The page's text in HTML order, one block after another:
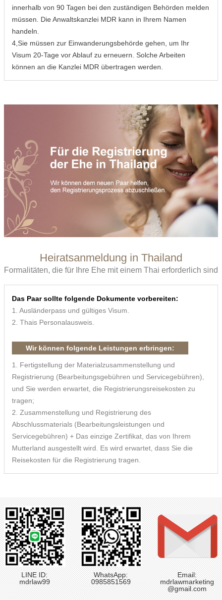
innerhalb von 90 Tagen bei den zuständigen Behörden melden
müssen. Die Anwaltskanzlei MDR kann in Ihrem Namen
handeln.
4,Sie müssen zur Einwanderungsbehörde gehen, um Ihr
Visum 20-Tage vor Ablauf zu erneuern. Solche Arbeiten
können an die Kanzlei MDR übertragen werden.
Heiratsanmeldung in Thailand
Formalitäten, die für Ihre Ehe mit einem Thai erforderlich sind
Das Paar sollte folgende Dokumente vorbereiten:
1. Ausländerpass und gültiges Visum.
2. Thais Personalausweis.
Wir können folgende Leistungen erbringen:
1. Fertigstellung der Materialzusammenstellung und
Registrierung (Bearbeitungsgebühren und Servicegebühren),
und Sie werden erwartet, die Registrierungsreisekosten zu
tragen;
2. Zusammenstellung und Registrierung des
Abschlussmaterials (Bearbeitungsleistungen und
Servicegebühren) + Das einzige Zertifikat, das von Ihrem
Mutterland ausgestellt wird. Es wird erwartet, dass Sie die
Reisekosten für die Registrierung tragen.
LINE ID:
mdrlaw99
WhatsApp:
0985851569
Email:
mdrlawmarketing
@gmail.com